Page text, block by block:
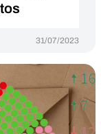
31/07/2023